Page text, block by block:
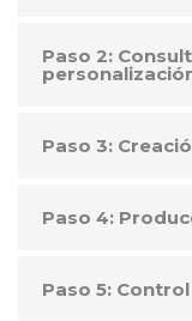
Paso 2:
Paso 3:
Paso 4:
Paso 5: